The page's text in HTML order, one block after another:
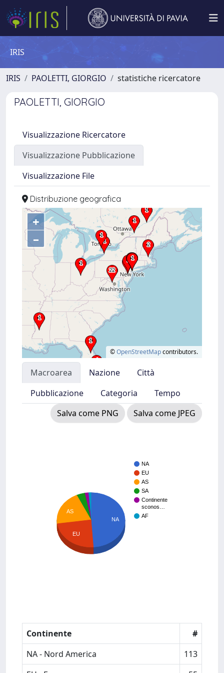
IRIS
IRIS PAOLETTI, GIORGIO statistiche ricercatore
PAOLETTI, GIORGIO
Visualizzazione Ricercatore
Visualizzazione Pubblicazione
Visualizzazione File
Distribuzione geografica
+
–
©OpenStreetMapcontributors.
Macroarea Nazione
Città
Pubblicazione
Categoria
Tempo
Salva come PNG
Salva come JPEG
NA
EU
AS
SA
Continente
sconos…
AF
NA
AS
EU
Continente
#
NA - Nord America
113